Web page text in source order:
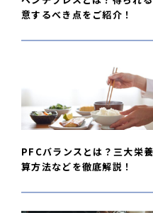
意するべき点をご紹介！
PFCバランスとは？三大栄
算方法などを徹底解説！